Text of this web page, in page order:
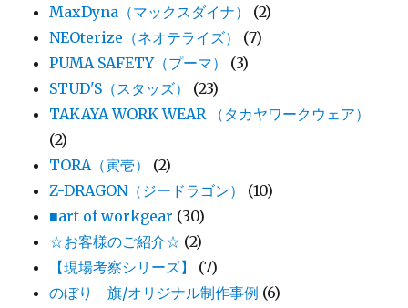
MaxDyna（マックスダイナ）
(2)
NEOterize（ネオテライズ）
(7)
PUMA SAFETY（プーマ）
(3)
STUD'S（スタッズ）
(23)
TAKAYA WORK WEAR （タカヤワークウェア）
(2)
TORA（寅壱）
(2)
Z-DRAGON（ジードラゴン）
(10)
■art of workgear (30)
☆お客様のご紹介☆ (2)
【現場考察シリーズ】
(7)
のぼり 旗/オリジナル制作事例 (6)